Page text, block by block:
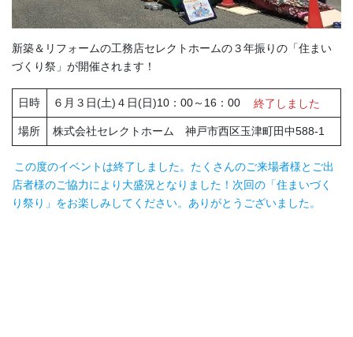
新築＆リフォームの工務店セレクトホームの３年振りの「住まい
づくり祭」が開催されます！
日時 ６月３日(土)４日(日)10：00～16：00 終了しました
場所 株式会社セレクトホーム 神戸市西区玉津町田中588-1
この度のイベントは終了しました。たくさんのご来場者様とご出
店者様のご協力により大盛況となりました！次回の「住まいづく
り祭り」をお楽しみしてください。ありがとうございました。